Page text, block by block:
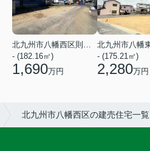
- (182.16㎡)
1,690万円
- (175.21㎡)
2,280万円
北九州市八幡西区の建売住宅一覧